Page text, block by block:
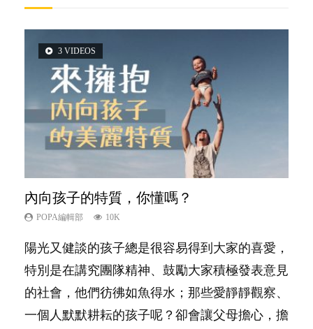
3 VIDEOS
內向孩子的特質，你懂嗎？
POPA編輯部 10K
陽光又健談的孩子總是很容易得到大家的喜愛，
特別是在講究團隊精神、鼓勵大家積極發表意見
的社會，他們彷彿如魚得水；那些愛靜靜觀察、
一個人默默耕耘的孩子呢？卻會讓父母擔心，擔
5 VIDEOS
夫妻必看！經營婚姻，沒捷徑
POPA編輯部 22.9K
你是不是也曾經以為只要跟相愛的人結婚，就自
然能走到白頭，但生了孩子卻發現事情不如你所
料？ 經營婚姻，不如我們想像的簡單，卻也不
是大家說得那麼難。一起來認識婚姻的真相！...
6 VIDEOS
愛孩子也別忘了愛自己，父母如何關顧自
己的身心靈？
照顧孩子衣食住行、陪同兒女應對功課測驗，還
要陪玩製造親子時間，尚要處理家中雜項要
務……當父母的，有千百個任務要做。可惜，有
14 VIDEOS
新手父母不用怕
POPA編輯部 16.3K
相信許多人初為人父母，由懷孕開始到孩子呱呱
落地，心中都有數之不盡的問題～這裡一次過集
合我們以往製作過的相關短片。 這段路讓我們
跟你同行～...
2 VIDEOS
想孩子學好外語，點做好？
POPA編輯部 9.9K
有人話學多種語言越早開始越好，有人卻說一時
間太多語言，會令孩子感到混淆，到底誰是誰
非？聽聽專家怎樣說，解開語言學習的迷思～...